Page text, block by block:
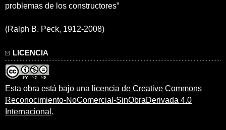
problemas de los constructores”
(Ralph B. Peck, 1912-2008)
LICENCIA
Esta obra está bajo una licencia de Creative Commons
Reconocimiento-NoComercial-SinObraDerivada 4.0
Internacional .